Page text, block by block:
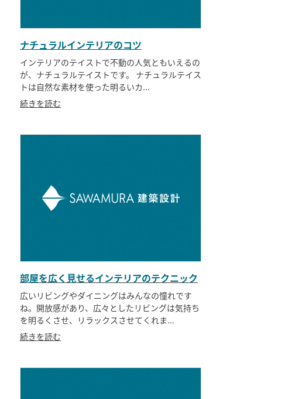
ナチュラルインテリアのコツ
インテリアのテイストで不動の人気ともいえるの
が、ナチュラルテイストです。 ナチュラルテイス
トは自然な素材を使った明るいカ...
続きを読む
部屋を広く見せるインテリアのテクニック
広いリビングやダイニングはみんなの憧れです
ね。開放感があり、広々としたリビングは気持ち
を明るくさせ、リラックスさせてくれま...
続きを読む